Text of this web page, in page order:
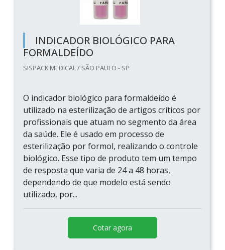
INDICADOR BIOLÓGICO PARA
FORMALDEÍDO
SISPACK MEDICAL / SÃO PAULO - SP
O indicador biológico para formaldeído é
utilizado na esterilização de artigos críticos por
profissionais que atuam no segmento da área
da saúde. Ele é usado em processo de
esterilização por formol, realizando o controle
biológico. Esse tipo de produto tem um tempo
de resposta que varia de 24 a 48 horas,
dependendo de que modelo está sendo
utilizado, por...
Cotar agora